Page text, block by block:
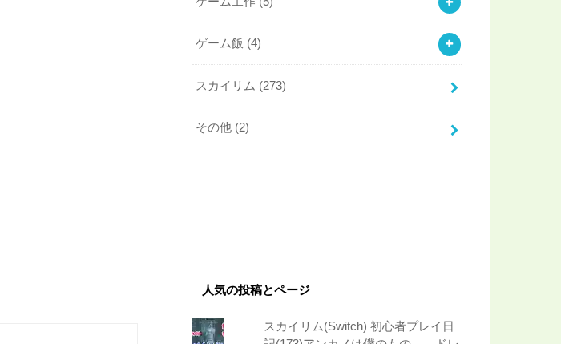
ゲーム飯 (4)
スカイリム (273)
その他 (2)
人気の投稿とページ
スカイリム(Switch) 初心者プレイ日